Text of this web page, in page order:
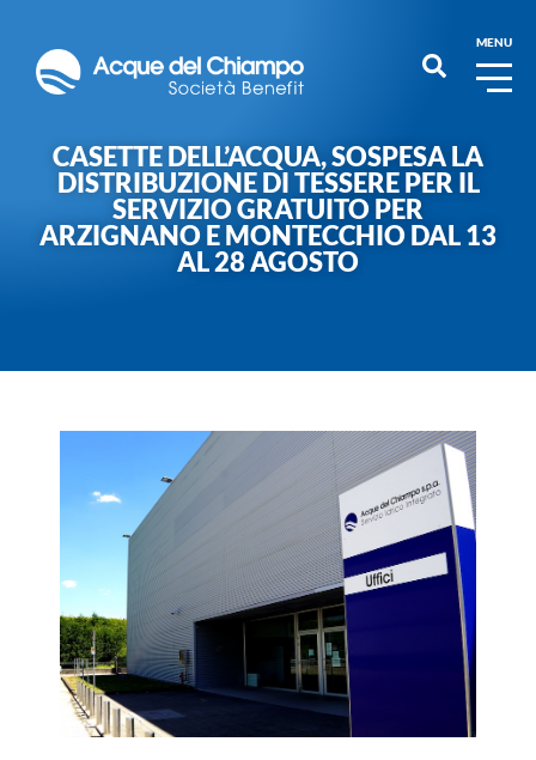
MENU
CASETTE DELL’ACQUA, SOSPESA LA
DISTRIBUZIONE DI TESSERE PER IL
SERVIZIO GRATUITO PER
ARZIGNANO E MONTECCHIO DAL 13
AL 28 AGOSTO